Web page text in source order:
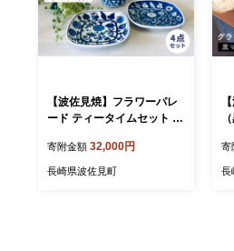
【波佐見焼】フラワーパレ
ード ティータイムセット マ
器 皿 【和山】 [WB84]
寄附金額 32,000円
長崎県波佐見町
寄
長